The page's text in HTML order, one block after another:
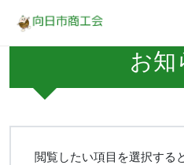
お知
閲覧したい項目を選択する